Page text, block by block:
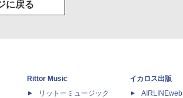
に戻る
Rittor Music
リットーミュージック
イカロス出版
AIRLINEweb